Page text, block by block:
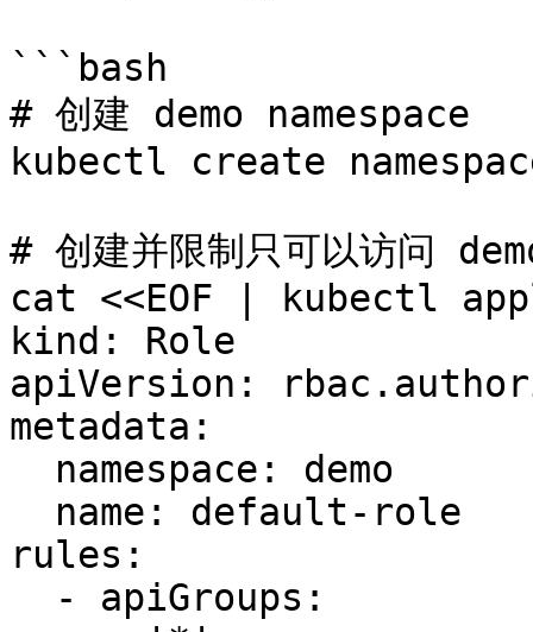
```bash
# 创建 demo namespace
kubectl create
# 创建并限制只可以访问
cat <<EOF | kubectl
kind: Role
apiVersion:
metadata:
rules: